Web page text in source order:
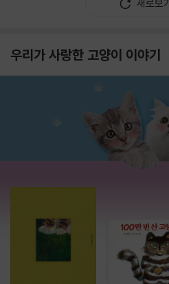
새로보기
우리가 사랑한 고양이 이야기